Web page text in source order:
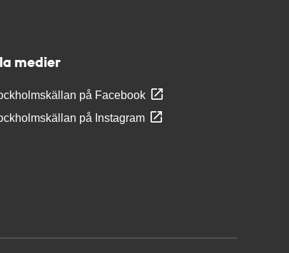
medier
på Facebook
på Instagram